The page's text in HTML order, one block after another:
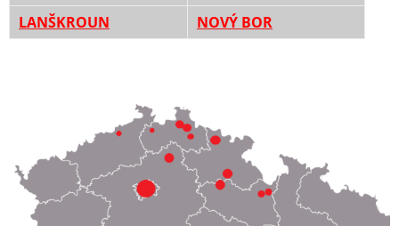
LANŠKROUN
NOVÝ BOR